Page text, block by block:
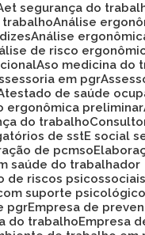
Aet segurança do
trabalho Análise
Análise
de risco
Aso medicina do
em pgr
Atestado de saúde
ergonômica preliminar
do trabalho
de sst
E social
de pcmso
saúde do trabalhador
de riscos psicossociais
suporte psicológico
pgr Empresa de
do trabalho Empresa